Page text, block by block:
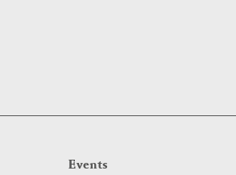
Events